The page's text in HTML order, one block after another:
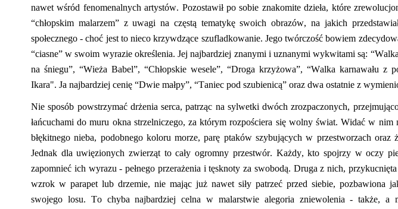
nawet wśród fenomenalnych artystów. Pozostawił po sobie znakomite dzieła, które
“chłopskim malarzem” z uwagi na częstą tematykę swoich obrazów, na jakich
społecznego - choć jest to nieco krzywdzące szufladkowanie. Jego twórczość bowiem
“ciasne” w swoim wyrazie określenia. Jej najbardziej znanymi i uznanymi wykwitami są: “
na śniegu”, “Wieża Babel”, “Chłopskie wesele”, “Droga krzyżowa”, “Walka karnawału z
Ikara". Ja najbardziej cenię “Dwie małpy”, “Taniec pod szubienicą” oraz dwa ostatnie z
Nie sposób powstrzymać drżenia serca, patrząc na sylwetki dwóch zrozpaczonych,
łańcuchami do muru okna strzelniczego, za którym rozpościera się wolny świat. Widać w nim
błękitnego nieba, podobnego koloru morze, parę ptaków szybujących w przestworzach oraz
Jednak dla uwięzionych zwierząt to cały ogromny przestwór. Każdy, kto spojrzy w oczy
zapomnieć ich wyrazu-pełnego przerażenia i tęsknoty za swobodą. Druga z nich,
wzrok w parapet lub drzemie, nie mając już nawet siły patrzeć przed siebie, pozbawiona
swojego losu. To chyba najbardziej celna w malarstwie alegoria zniewolenia - także, a